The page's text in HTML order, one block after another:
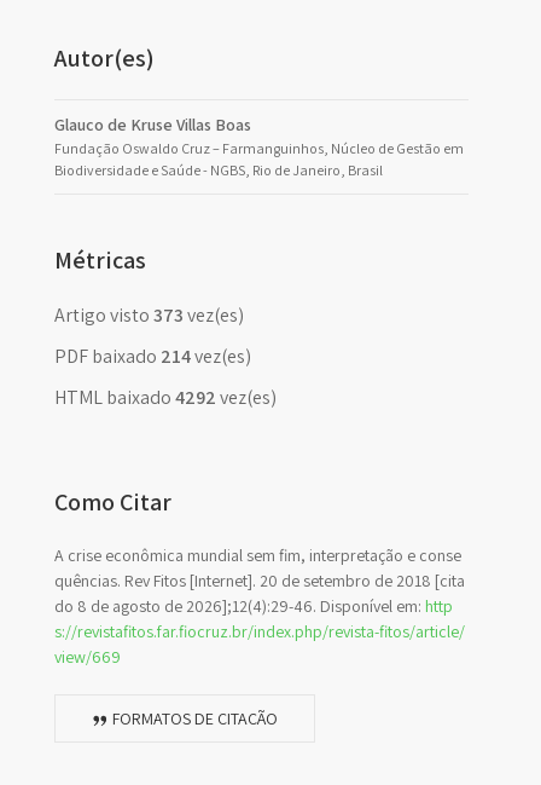
Autor(es)
Glauco de Kruse Villas Boas
Fundação Oswaldo Cruz – Farmanguinhos, Núcleo de Gestão em
Biodiversidade e Saúde - NGBS, Rio de Janeiro, Brasil
Métricas
Artigo visto373vez(es)
PDF baixado 214vez(es)
HTML baixado4292vez(es)
Como Citar
A crise econômica mundial sem fim, interpretação e conse
quências. Rev Fitos [Internet]. 20 de setembro de 2018 [cita
do 8 de agosto de 2026];12(4):29-46. Disponível em: http
s://revistafitos.far.fiocruz.br/index.php/revista-fitos/article/
view/669
FORMATOS DE CITAÇÃO